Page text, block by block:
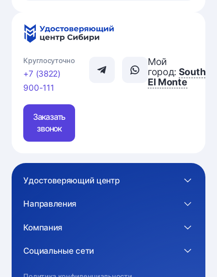
Круглосуточно
+7 (3822)
900-111
Заказать
звонок
Мой
город: South
El Monte
Удостоверяющий центр
Направления
Компания
Социальные сети